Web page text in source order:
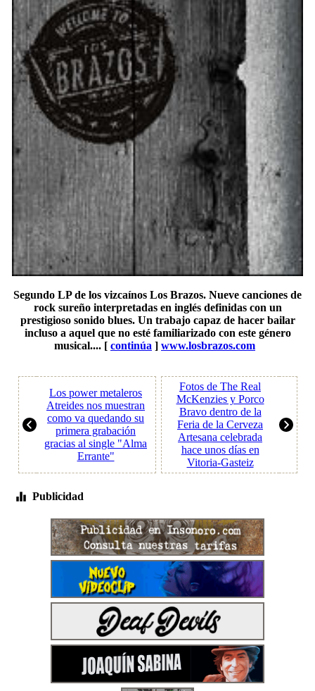
Segundo LP de los vizcaínos Los Brazos. Nueve canciones de
rock sureño interpretadas en inglés definidas con un
prestigioso sonido blues. Un trabajo capaz de hacer bailar
incluso a aquel que no esté familiarizado con este género
musical.... [ continúa ] www.losbrazos.com
Los power metaleros
Atreides nos muestran
como va quedando su
primera grabación
gracias al single "Alma
Errante"
Fotos de The Real
McKenzies y Porco
Bravo dentro de la
Feria de la Cerveza
Artesana celebrada
hace unos días en
Vitoria-Gasteiz
Publicidad